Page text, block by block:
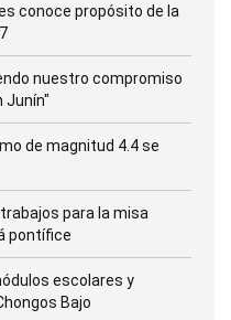
conoce propósito de la
nuestro compromiso
Junín"
de magnitud 4.4 se
para la misa
pontífice
escolares y
Bajo